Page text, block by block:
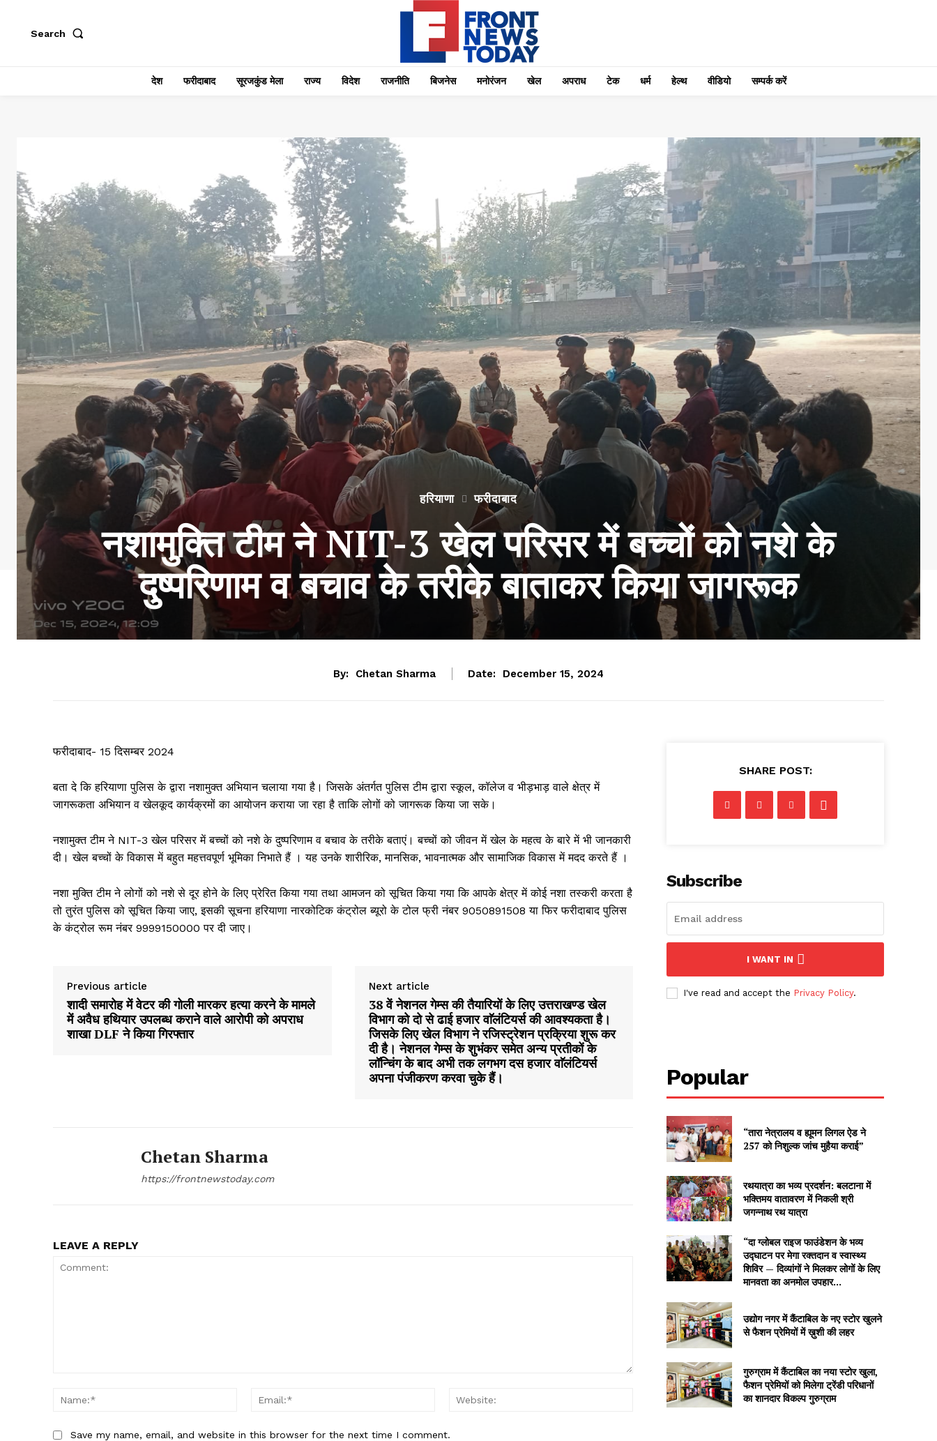
Search
देश फरीदाबाद सूरजकुंड मेला राज्‍य विदेश राजनीति बिजनेस मनोरंजन खेल अपराध टेक धर्म हेल्थ वीडियो सम्पर्क करें
हरियाणा फरीदाबाद
नशामुक्ति टीम ने NIT-3 खेल परिसर में बच्चों को नशे के
दुष्परिणाम व बचाव के तरीके बाताकर किया जागरूक
By: Chetan Sharma Date: December 15, 2024
फरीदाबाद- 15 दिसम्बर 2024
बता दे कि हरियाणा पुलिस के द्वारा नशामुक्त अभियान चलाया गया है। जिसके अंतर्गत पुलिस टीम द्वारा स्कूल, कॉलेज व भीड़भाड़ वाले क्षेत्र में
जागरूकता अभियान व खेलकूद कार्यक्रमों का आयोजन कराया जा रहा है ताकि लोगों को जागरूक किया जा सके।
नशामुक्त टीम ने NIT-3 खेल परिसर में बच्चों को नशे के दुष्परिणाम व बचाव के तरीके बताएं। बच्चों को जीवन में खेल के महत्व के बारे में भी जानकारी
दी। खेल बच्चों के विकास में बहुत महत्तवपूर्ण भूमिका निभाते हैं । यह उनके शारीरिक, मानसिक, भावनात्मक और सामाजिक विकास में मदद करते हैं ।
नशा मुक्ति टीम ने लोगों को नशे से दूर होने के लिए प्रेरित किया गया तथा आमजन को सूचित किया गया कि आपके क्षेत्र में कोई नशा तस्करी करता है
तो तुरंत पुलिस को सूचित किया जाए, इसकी सूचना हरियाणा नारकोटिक कंट्रोल ब्यूरो के टोल फ्री नंबर 9050891508 या फिर फरीदाबाद पुलिस
के कंट्रोल रूम नंबर 9999150000 पर दी जाए।
Previous article
शादी समारोह में वेटर की गोली मारकर हत्या करने के मामले
में अवैध हथियार उपलब्ध कराने वाले आरोपी को अपराध
शाखा DLF ने किया गिरफ्तार
Next article
38 वें नेशनल गेम्स की तैयारियों के लिए उत्तराखण्ड खेल
विभाग को दो से ढाई हजार वाॅलंटियर्स की आवश्यकता है।
जिसके लिए खेल विभाग ने रजिस्ट्रेशन प्रक्रिया शुरू कर
दी है। नेशनल गेम्स के शुभंकर समेत अन्य प्रतीकों के
लॉन्चिंग के बाद अभी तक लगभग दस हजार वाॅलंटियर्स
अपना पंजीकरण करवा चुके हैं।
Chetan Sharma
https://frontnewstoday.com
LEAVE A REPLY
Name:*
Email:* Website:
Save my name, email, and website in this browser for the next time I comment.
SHARE POST:
Subscribe
I WANT IN
I've read and accept the Privacy Policy.
Popular
“तारा नेत्रालय व ह्यूमन लिगल ऐड ने
257 को निशुल्क जांच मुहैया कराई”
रथयात्रा का भव्य प्रदर्शन: बलटाना में
भक्तिमय वातावरण में निकली श्री
जगन्नाथ रथ यात्रा
“दा ग्लोबल राइज फाउंडेशन के भव्य
उद्घाटन पर मेगा रक्तदान व स्वास्थ्य
शिविर — दिव्यांगों ने मिलकर लोगों के लिए
मानवता का अनमोल उपहार...
उद्योग नगर में कैंटाबिल के नए स्टोर खुलने
से फैशन प्रेमियों में ख़ुशी की लहर
गुरुग्राम में कैंटाबिल का नया स्टोर खुला,
फैशन प्रेमियों को मिलेगा ट्रेंडी परिधानों
का शानदार विकल्प गुरुग्राम